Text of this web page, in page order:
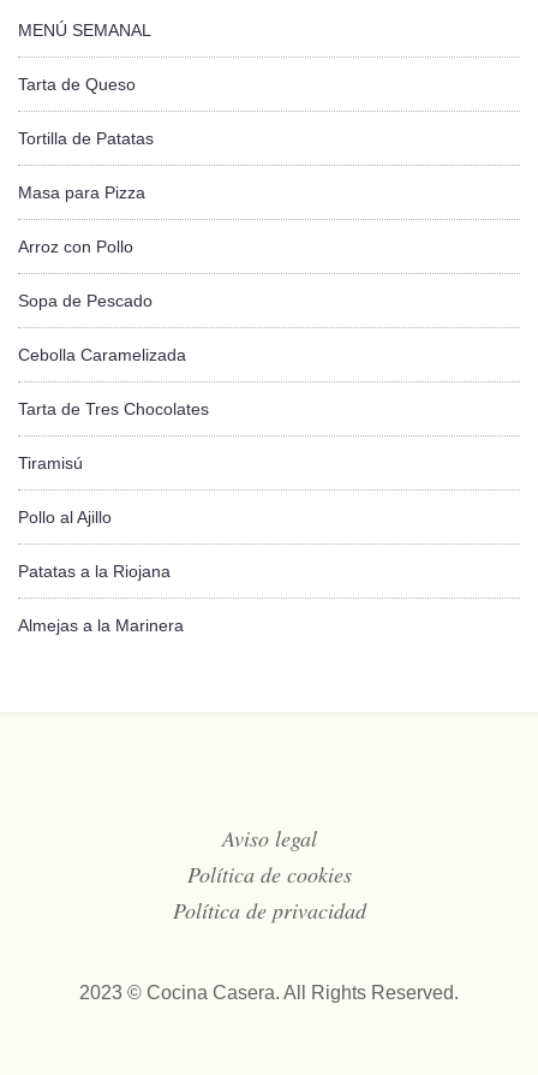
MENÚ SEMANAL
Tarta de Queso
Tortilla de Patatas
Masa para Pizza
Arroz con Pollo
Sopa de Pescado
Cebolla Caramelizada
Tarta de Tres Chocolates
Tiramisú
Pollo al Ajillo
Patatas a la Riojana
Almejas a la Marinera
Aviso legal
Política de cookies
Política de privacidad
2023 © Cocina Casera. All Rights Reserved.